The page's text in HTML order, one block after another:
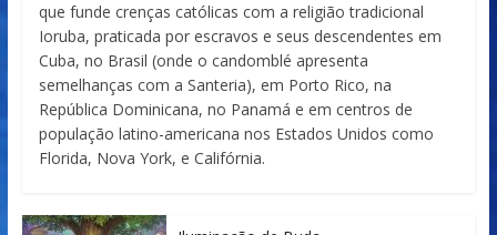
que funde crenças católicas com a religião tradicional
Ioruba, praticada por escravos e seus descendentes em
Cuba, no Brasil (onde o candomblé apresenta
semelhanças com a Santeria), em Porto Rico, na
República Dominicana, no Panamá e em centros de
população latino-americana nos Estados Unidos como
Florida, Nova York, e Califórnia.